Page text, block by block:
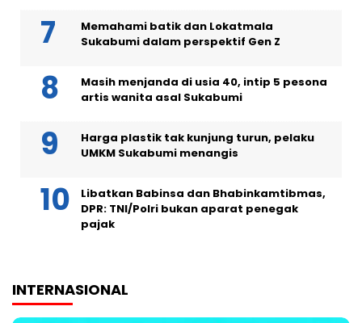
Memahami batik dan Lokatmala
Sukabumi dalam perspektif Gen Z
Masih menjanda di usia 40, intip 5 pesona
artis wanita asal Sukabumi
Harga plastik tak kunjung turun, pelaku
UMKM Sukabumi menangis
Libatkan Babinsa dan Bhabinkamtibmas,
DPR: TNI/Polri bukan aparat penegak
pajak
INTERNASIONAL